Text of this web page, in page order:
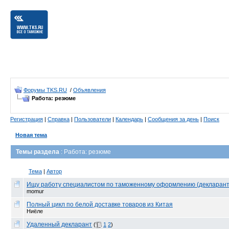
Форумы TKS.RU / Объявления
Работа: резюме
Регистрация | Справка | Пользователи | Календарь | Сообщения за день | Поиск
Новая тема
Темы раздела : Работа: резюме
Тема | Автор
Ищу работу специалистом по таможенному оформлению
momur
Полный цикл по белой доставке товаров из Китая
Ниёле
Удаленный декларант ( 1 2)